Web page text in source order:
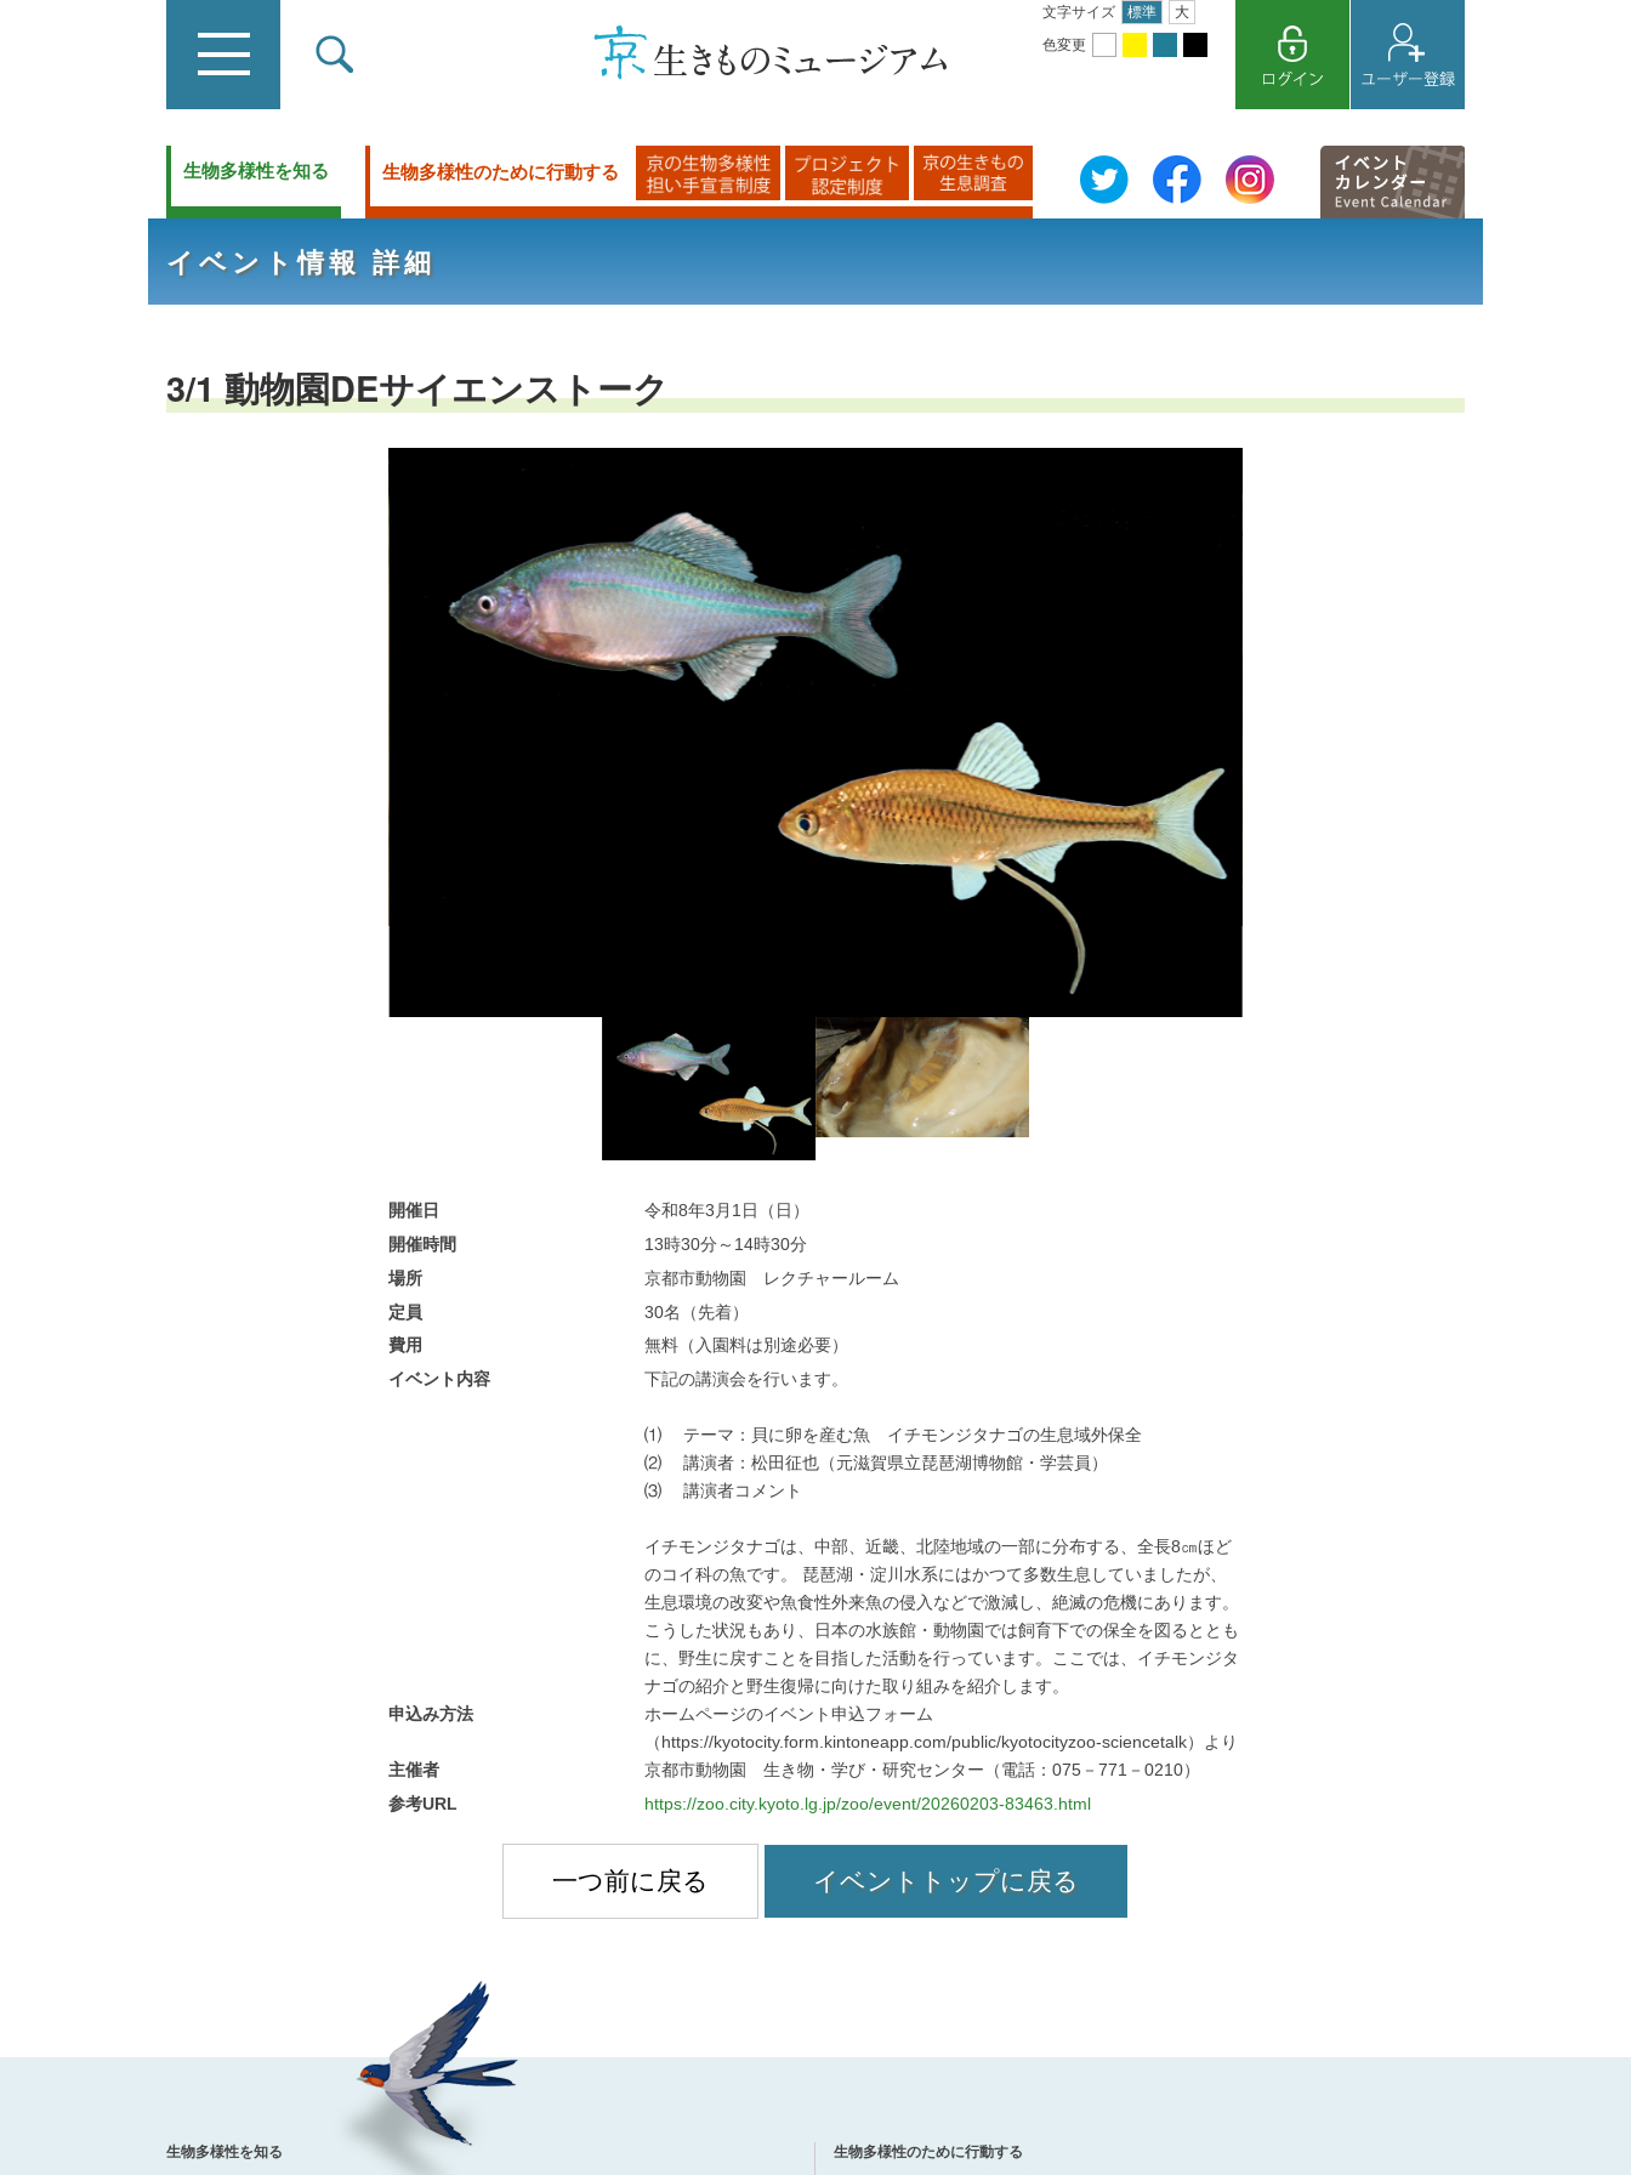
文字サイズ 標準 大
色変更
生物多様性を知る 生物多様性のために行動する
イベント情報 詳細
3/1 動物園DEサイエンストーク
開催日
令和8年3月1日（日）
開催時間
13時30分～14時30分
場所
京都市動物園 レクチャールーム
定員
30名（先着）
費用
無料（入園料は別途必要）
イベント内容
下記の講演会を行います。
⑴ テーマ：貝に卵を産む魚 イチモンジタナゴの生息域外保全
⑵ 講演者：松田征也（元滋賀県立琵琶湖博物館・学芸員）
⑶ 講演者コメント
イチモンジタナゴは、中部、近畿、北陸地域の一部に分布する、全長8㎝ほど
のコイ科の魚です。 琵琶湖・淀川水系にはかつて多数生息していましたが、
生息環境の改変や魚食性外来魚の侵入などで激減し、絶滅の危機にあります。
こうした状況もあり、日本の水族館・動物園では飼育下での保全を図るととも
に、野生に戻すことを目指した活動を行っています。ここでは、イチモンジタ
ナゴの紹介と野生復帰に向けた取り組みを紹介します。
申込み方法
ホームページのイベント申込フォーム
（https://kyotocity.form.kintoneapp.com/public/kyotocityzoo-sciencetalk）より
主催者
京都市動物園 生き物・学び・研究センター（電話：075－771－0210）
参考URL
https://zoo.city.kyoto.lg.jp/zoo/event/20260203-83463.html
一つ前に戻る イベントトップに戻る
生物多様性を知る 生物多様性のために行動する